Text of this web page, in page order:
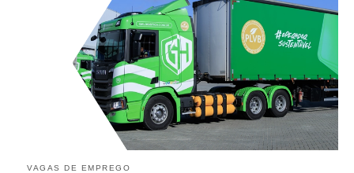
VAGAS DE EMPREGO